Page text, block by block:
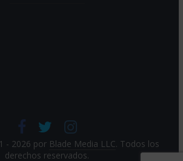
- 2026 por Blade Media LLC. Todos los
derechos reservados.